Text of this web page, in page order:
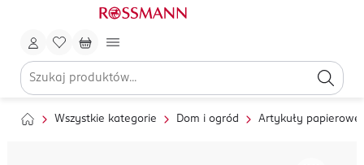
Wszystkie kategorie Dom i ogród Artykuły papierowe